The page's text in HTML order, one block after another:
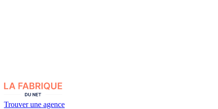
Trouver une agence